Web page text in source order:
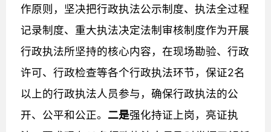
作原则，坚决把行政执法公示制度、执法全过程
记录制度、重大执法决定法制审核制度作为开展
行政执法所坚持的核心内容，在现场勘验、行政
许可、行政检查等各个行政执法环节，保证2名
以上的行政执法人员参与，确保行政执法的公
开、公平和公正。 二是强化持证上岗，亮证执